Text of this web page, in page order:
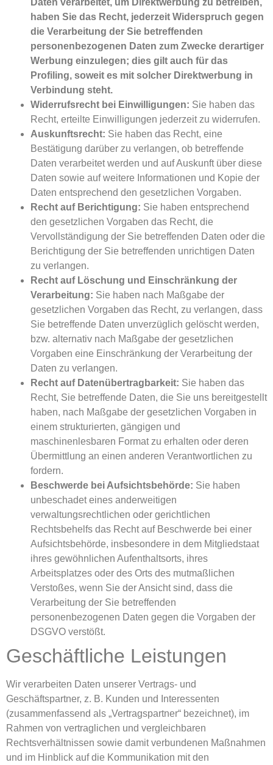
Daten verarbeitet, um Direktwerbung zu betreiben,
haben Sie das Recht, jederzeit Widerspruch gegen
die Verarbeitung der Sie betreffenden
personenbezogenen Daten zum Zwecke derartiger
Werbung einzulegen; dies gilt auch für das
Profiling, soweit es mit solcher Direktwerbung in
Verbindung steht.
Widerrufsrecht bei Einwilligungen: Sie haben das
Recht, erteilte Einwilligungen jederzeit zu widerrufen.
Auskunftsrecht: Sie haben das Recht, eine
Bestätigung darüber zu verlangen, ob betreffende
Daten verarbeitet werden und auf Auskunft über diese
Daten sowie auf weitere Informationen und Kopie der
Daten entsprechend den gesetzlichen Vorgaben.
Recht auf Berichtigung: Sie haben entsprechend
den gesetzlichen Vorgaben das Recht, die
Vervollständigung der Sie betreffenden Daten oder die
Berichtigung der Sie betreffenden unrichtigen Daten
zu verlangen.
Recht auf Löschung und Einschränkung der
Verarbeitung: Sie haben nach Maßgabe der
gesetzlichen Vorgaben das Recht, zu verlangen, dass
Sie betreffende Daten unverzüglich gelöscht werden,
bzw. alternativ nach Maßgabe der gesetzlichen
Vorgaben eine Einschränkung der Verarbeitung der
Daten zu verlangen.
Recht auf Datenübertragbarkeit: Sie haben das
Recht, Sie betreffende Daten, die Sie uns bereitgestellt
haben, nach Maßgabe der gesetzlichen Vorgaben in
einem strukturierten, gängigen und
maschinenlesbaren Format zu erhalten oder deren
Übermittlung an einen anderen Verantwortlichen zu
fordern.
Beschwerde bei Aufsichtsbehörde: Sie haben
unbeschadet eines anderweitigen
verwaltungsrechtlichen oder gerichtlichen
Rechtsbehelfs das Recht auf Beschwerde bei einer
Aufsichtsbehörde, insbesondere in dem Mitgliedstaat
ihres gewöhnlichen Aufenthaltsorts, ihres
Arbeitsplatzes oder des Orts des mutmaßlichen
Verstoßes, wenn Sie der Ansicht sind, dass die
Verarbeitung der Sie betreffenden
personenbezogenen Daten gegen die Vorgaben der
DSGVO verstößt.
Geschäftliche Leistungen
Wir verarbeiten Daten unserer Vertrags- und
Geschäftspartner, z. B. Kunden und Interessenten
(zusammenfassend als „Vertragspartner“ bezeichnet), im
Rahmen von vertraglichen und vergleichbaren
Rechtsverhältnissen sowie damit verbundenen Maßnahmen
und im Hinblick auf die Kommunikation mit den